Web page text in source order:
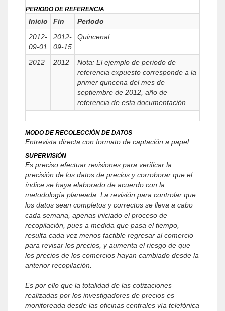
PERIODO DE REFERENCIA
Inicio Fin
Período
2012-
09-01
2012-
09-15
Quincenal
2012 2012
Nota: El ejemplo de periodo de
referencia expuesto corresponde a la
primer quncena del mes de
septiembre de 2012, año de
referencia de esta documentación.
MODO DE RECOLECCIÓN DE DATOS
Entrevista directa con formato de captación a papel
SUPERVISIÓN
Es preciso efectuar revisiones para verificar la
precisión de los datos de precios y corroborar que el
índice se haya elaborado de acuerdo con la
metodología planeada. La revisión para controlar que
los datos sean completos y correctos se lleva a cabo
cada semana, apenas iniciado el proceso de
recopilación, pues a medida que pasa el tiempo,
resulta cada vez menos factible regresar al comercio
para revisar los precios, y aumenta el riesgo de que
los precios de los comercios hayan cambiado desde la
anterior recopilación.
Es por ello que la totalidad de las cotizaciones
realizadas por los investigadores de precios es
monitoreada desde las oficinas centrales vía telefónica